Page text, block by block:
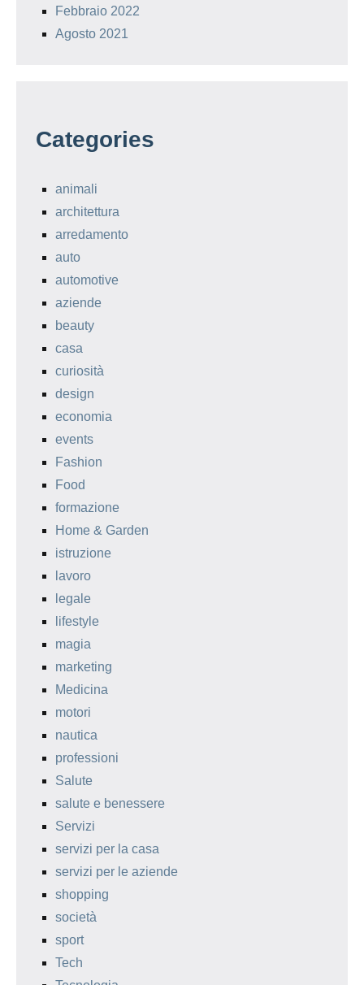
Febbraio 2022
Agosto 2021
Categories
animali
architettura
arredamento
auto
automotive
aziende
beauty
casa
curiosità
design
economia
events
Fashion
Food
formazione
Home & Garden
istruzione
lavoro
legale
lifestyle
magia
marketing
Medicina
motori
nautica
professioni
Salute
salute e benessere
Servizi
servizi per la casa
servizi per le aziende
shopping
società
sport
Tech